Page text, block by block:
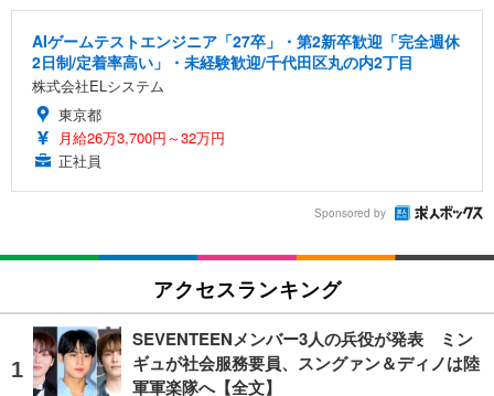
AIゲームテストエンジニア「27卒」・第2新卒歓迎「完全週休
2日制/定着率高い」・未経験歓迎/千代田区丸の内2丁目
株式会社ELシステム
東京都
月給26万3,700円～32万円
正社員
Sponsored by
アクセスランキング
SEVENTEENメンバー3人の兵役が発表 ミン
ギュが社会服務要員、スングァン＆ディノは陸
軍軍楽隊へ【全文】